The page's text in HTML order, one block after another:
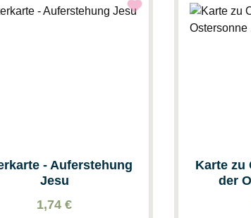
- Auferstehung
Jesu
1,74 €
Karte zu
der